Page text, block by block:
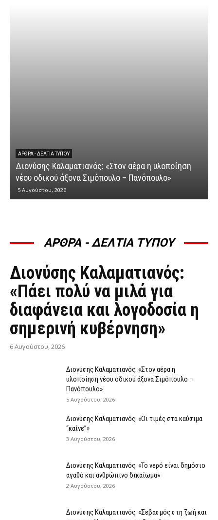
ΆΡΘΡΑ - ΔΕΛΤΊΑ ΤΎΠΟΥ
Διονύσης Καλαματιανός: «Στον αέρα η υλοποίηση
νέου οδικού άξονα Σιμόπουλο – Πανόπουλο»
5 Αυγούστου, 2026
ΑΡΘΡΑ - ΔΕΛΤΙΑ ΤΥΠΟΥ
ΆΡΘΡΑ - ΔΕΛΤΊΑ ΤΎΠΟΥ
Διονύσης Καλαματιανός:
«Πάει πολύ να μιλά για
διαφάνεια και λογοδοσία η
σημερινή κυβέρνηση»
6 Αυγούστου, 2026
Διονύσης Καλαματιανός: «Στον αέρα η
υλοποίηση νέου οδικού άξονα Σιμόπουλο –
Πανόπουλο»
5 Αυγούστου, 2026
Διονύσης Καλαματιανός: «Οι τιμές στα καύσιμα
“καίνε”»
3 Αυγούστου, 2026
Διονύσης Καλαματιανός: «Το νερό είναι δημόσιο
αγαθό και ανθρώπινο δικαίωμα»
2 Αυγούστου, 2026
Διονύσης Καλαματιανός: «Σεβασμός στη ζωή και